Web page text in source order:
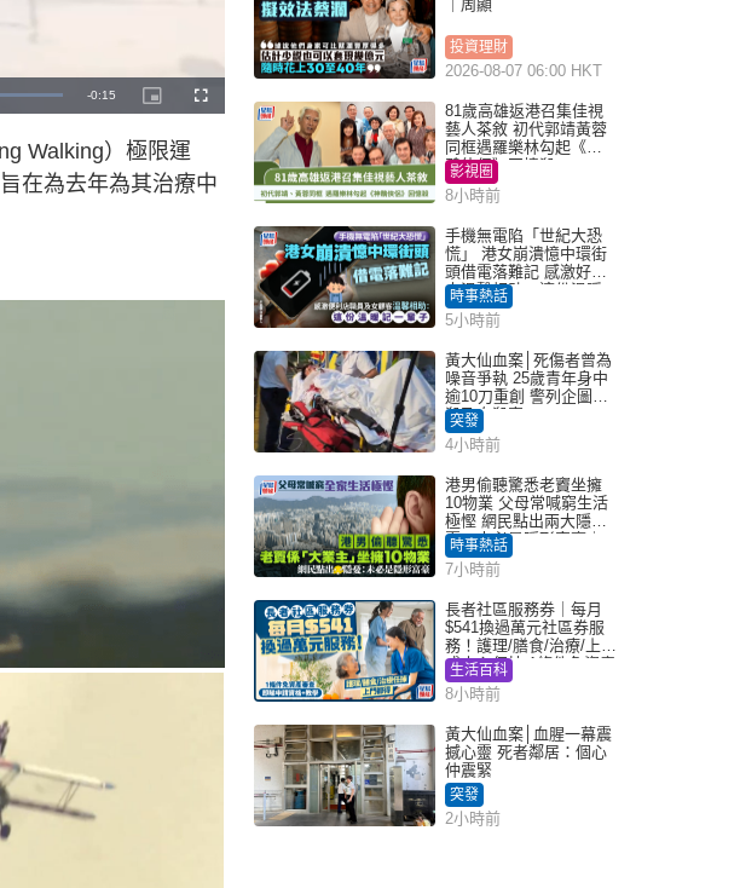
R
m
-0:15
P
i
u
e
-
F
u
r
e
e
Walking）極限運
在為去年為其治療中
｜周顯
投資理財
2026-08-07 06:00 HKT
81歲高雄返港召集佳視
藝人茶敘 初代郭靖黃蓉
同框遇羅樂林勾起《神
鵰俠侶》回憶殺
影視圈
8小時前
手機無電陷「世紀大恐
慌」 港女崩潰憶中環街
頭借電落難記 感激好心
人溫馨相助：這份溫暖
記一輩子｜Juicy叮
時事熱話
5小時前
黃大仙血案│死傷者曾為
噪音爭執 25歲青年身中
逾10刀重創 警列企圖謀
殺及自殺案
突發
4小時前
港男偷聽驚悉老竇坐擁
10物業 父母常喊窮生活
極慳 網民點出兩大隱
憂：未必是隱形富豪｜
Juicy叮
時事熱話
7小時前
長者社區服務券｜每月
$541換過萬元社區券服
務！護理/膳食/治療/上門
或中心任揀 1條件免資產
審查（附申請資格及教
學）
生活百科
8小時前
黃大仙血案│血腥一幕震
撼心靈 死者鄰居：個心
仲震緊
突發
2小時前